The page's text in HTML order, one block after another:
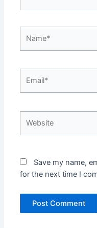
Save my name,
for the next time I